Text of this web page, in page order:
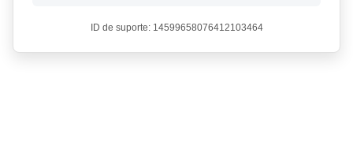
ID de suporte: 14599658076412103464